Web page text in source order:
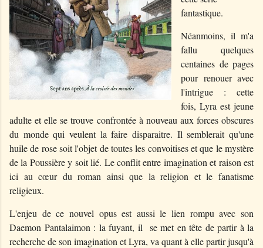
fantastique.
Néanmoins, il m'a
fallu quelques
centaines de pages
pour renouer avec
l'intrigue : cette
fois, Lyra est jeune
adulte et elle se trouve confrontée à nouveau aux forces obscures
du monde qui veulent la faire disparaitre. Il semblerait qu'une
huile de rose soit l'objet de toutes les convoitises et que le mystère
de la Poussière y soit lié. Le conflit entre imagination et raison est
ici au cœur du roman ainsi que la religion et le fanatisme
religieux.
L'enjeu de ce nouvel opus est aussi le lien rompu avec son
Daemon Pantalaimon : la fuyant, il se met en tête de partir à la
recherche de son imagination et Lyra, va quant à elle partir jusqu'à